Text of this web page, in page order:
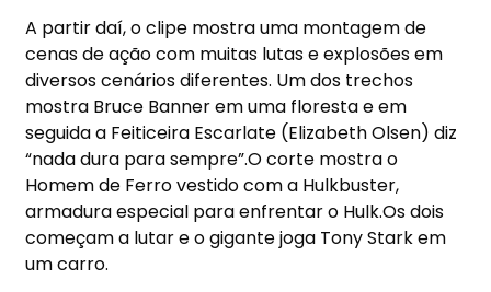
A partir daí, o clipe mostra uma montagem de
cenas de ação com muitas lutas e explosões em
diversos cenários diferentes. Um dos trechos
mostra Bruce Banner em uma floresta e em
seguida a Feiticeira Escarlate (Elizabeth Olsen) diz
“nada dura para sempre”.O corte mostra o
Homem de Ferro vestido com a Hulkbuster,
armadura especial para enfrentar o Hulk.Os dois
começam a lutar e o gigante joga Tony Stark em
um carro.